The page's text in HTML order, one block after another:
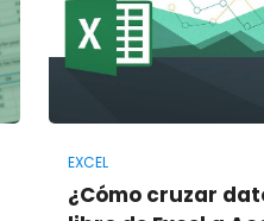
EXCEL
¿Cómo cruzar